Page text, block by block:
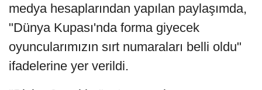
medya hesaplarından yapılan paylaşımda,
"Dünya Kupası'nda forma giyecek
oyuncularımızın sırt numaraları belli oldu"
ifadelerine yer verildi.